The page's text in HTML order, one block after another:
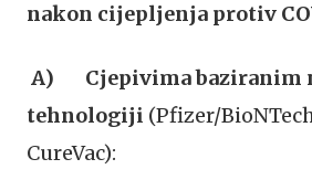
nakon cijepljenja protiv
A) Cjepivima baziranim
tehnologiji (Pfizer/
CureVac):